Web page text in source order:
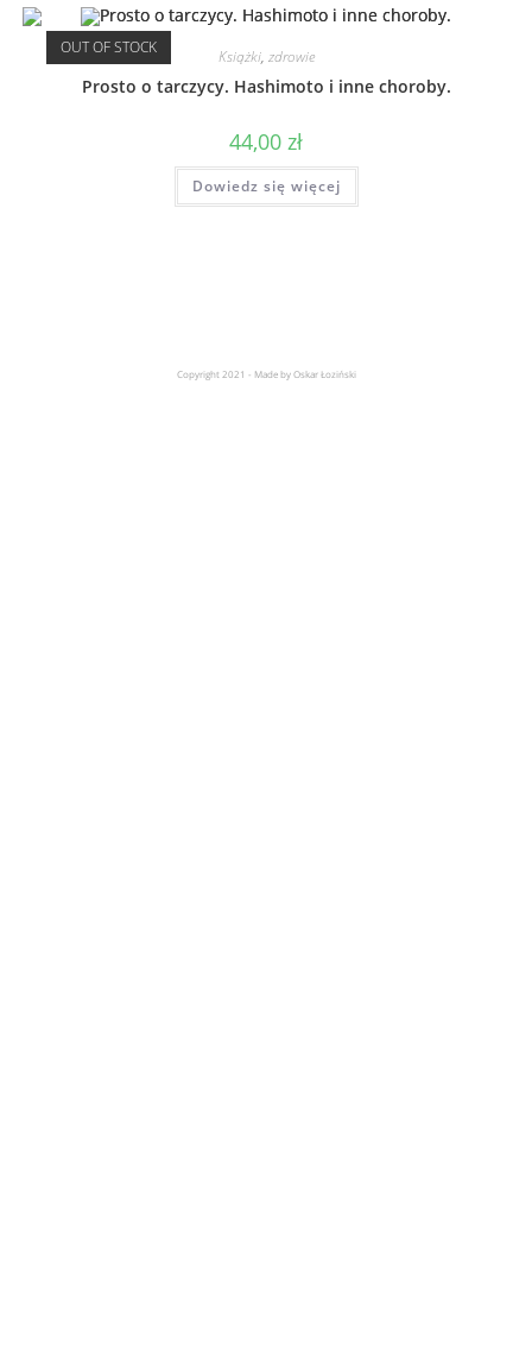
OUT OF STOCK Książki, zdrowie
Prosto o tarczycy. Hashimoto i inne choroby.
44,00 zł
Dowiedz się więcej
Copyright 2021 - Made by Oskar Łoziński